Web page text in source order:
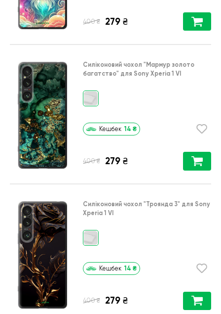
400 ₴ 279 ₴
Силіконовий чохол "Мармур золото
багатство" для Sony Xperia 1 VI
Кешбек 14 ₴
400 ₴ 279 ₴
Силіконовий чохол "Троянда 3" для Sony
Xperia 1 VI
Кешбек 14 ₴
400 ₴ 279 ₴